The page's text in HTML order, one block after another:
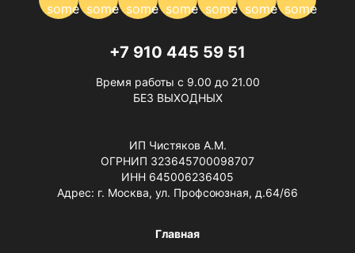
+7 910 445 59 51
Время работы с 9.00 до 21.00
БЕЗ ВЫХОДНЫХ
ИП Чистяков А.М.
ОГРНИП 323645700098707
ИНН 645006236405
Адрес: г. Москва, ул. Профсоюзная, д.64/66
Главная